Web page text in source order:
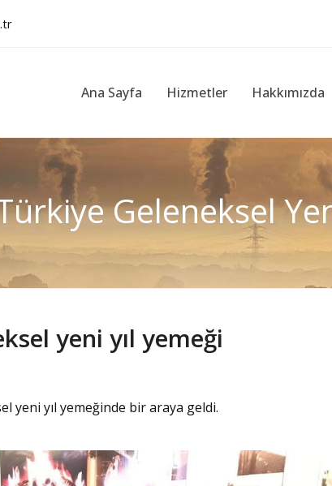
Ana Sayfa Hizmetler Hakkımızda
Geleneksel
yeni yıl yemeği
yeni yıl yemeğinde bir araya geldi.